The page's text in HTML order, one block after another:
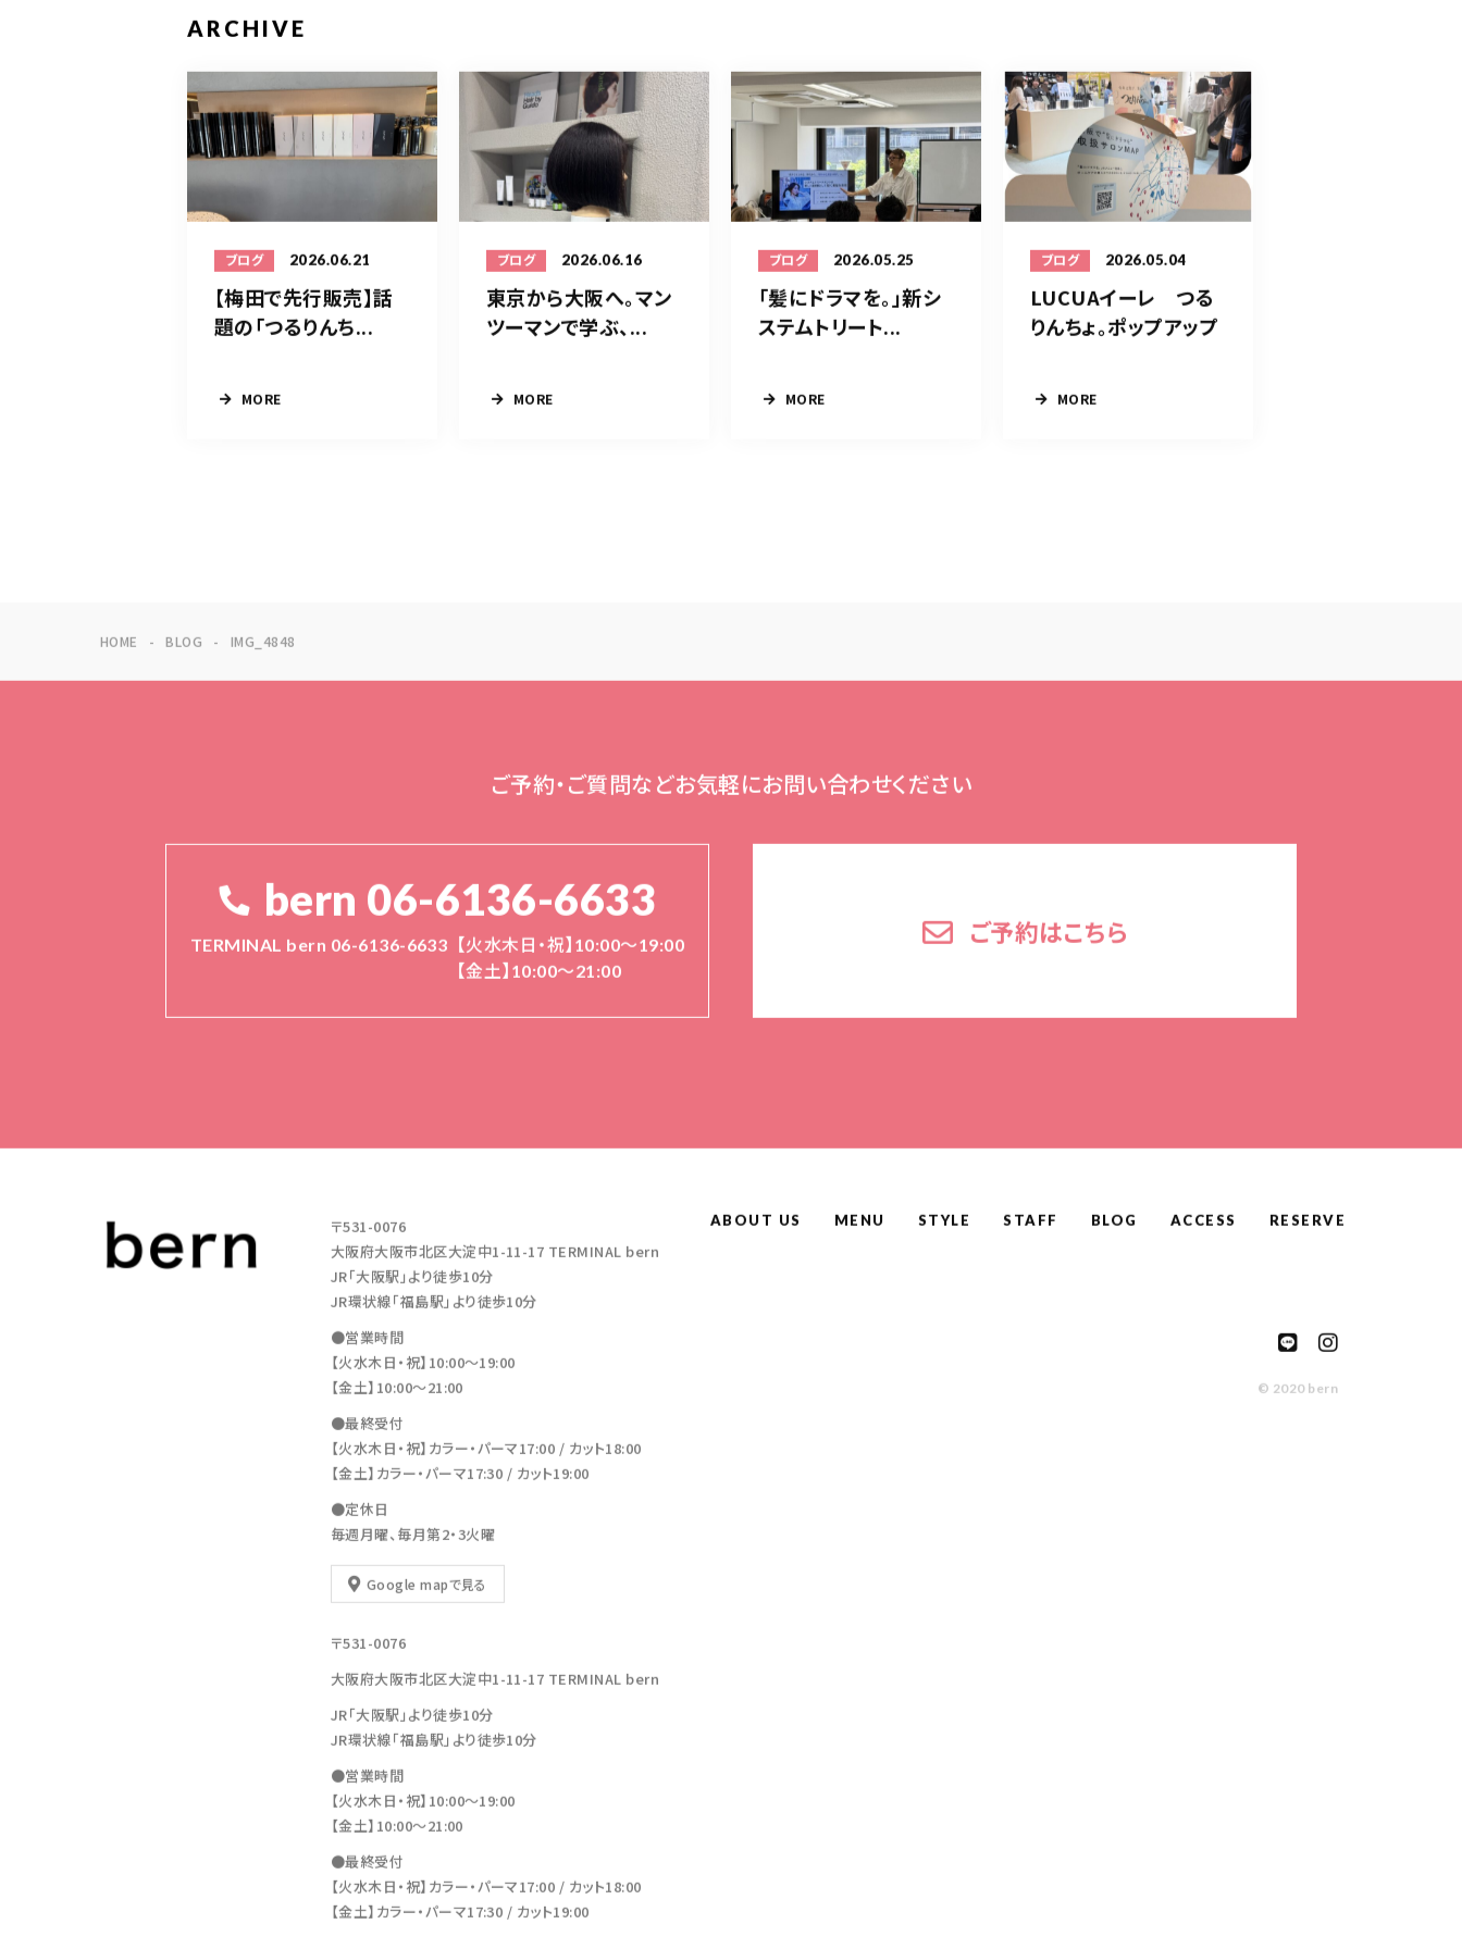
ARCHIVE
ブログ 2026.06.21
【梅田で先行販売】話
題の「つるりんち...
MORE
ブログ 2026.06.16
東京から大阪へ。マン
ツーマンで学ぶ、...
MORE
ブログ 2026.05.25
「髪にドラマを。」新シ
ステムトリート...
MORE
ブログ 2026.05.04
LUCUAイーレ つる
りんちょ。ポップアップ
MORE
HOME BLOG IMG_4848
ご予約・ご質問などお気軽にお問い合わせください
bern 06-6136-6633
TERMINAL bern 06-6136-6633
【火水木日・祝】10:00～19:00
【金土】10:00〜21:00
ご予約はこちら
〒531-0076
大阪府大阪市北区大淀中1-11-17 TERMINAL bern
JR「大阪駅」より徒歩10分
JR環状線「福島駅」より徒歩10分
●営業時間
【火水木日・祝】10:00～19:00
【金土】10:00〜21:00
●最終受付
【火水木日・祝】カラー・パーマ17:00 / カット18:00
【金土】カラー・パーマ17:30 / カット19:00
●定休日
毎週月曜、毎月第2・3火曜
Google mapで見る
〒531-0076
大阪府大阪市北区大淀中1-11-17 TERMINAL bern
JR「大阪駅」より徒歩10分
JR環状線「福島駅」より徒歩10分
●営業時間
【火水木日・祝】10:00～19:00
【金土】10:00〜21:00
●最終受付
【火水木日・祝】カラー・パーマ17:00 / カット18:00
【金土】カラー・パーマ17:30 / カット19:00
ABOUT US MENU STYLE STAFF BLOG ACCESS RESERVE
© 2020 bern